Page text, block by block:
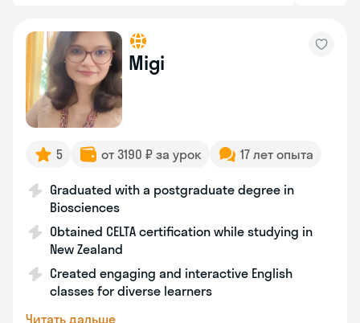
Migi
5 от 3190 ₽ за урок 17 лет опыта
Graduated with a postgraduate degree in
Biosciences
Obtained CELTA certification while studying in
New Zealand
Created engaging and interactive English
classes for diverse learners
Читать дальше